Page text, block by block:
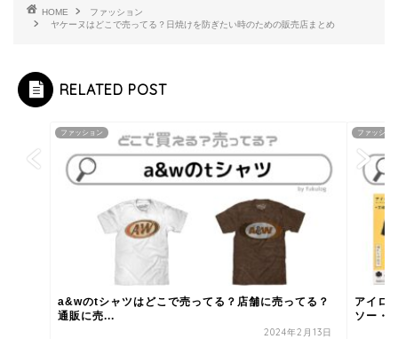
HOME
ファッション
ヤケーヌはどこで売ってる？日焼けを防ぎたい時のための販売店まとめ
RELATED POST
ファッション
a&wのtシャツはどこで売ってる？店舗に売ってる？
通販に売...
2024年2月13日
ファッショ
アイロ
ソー・